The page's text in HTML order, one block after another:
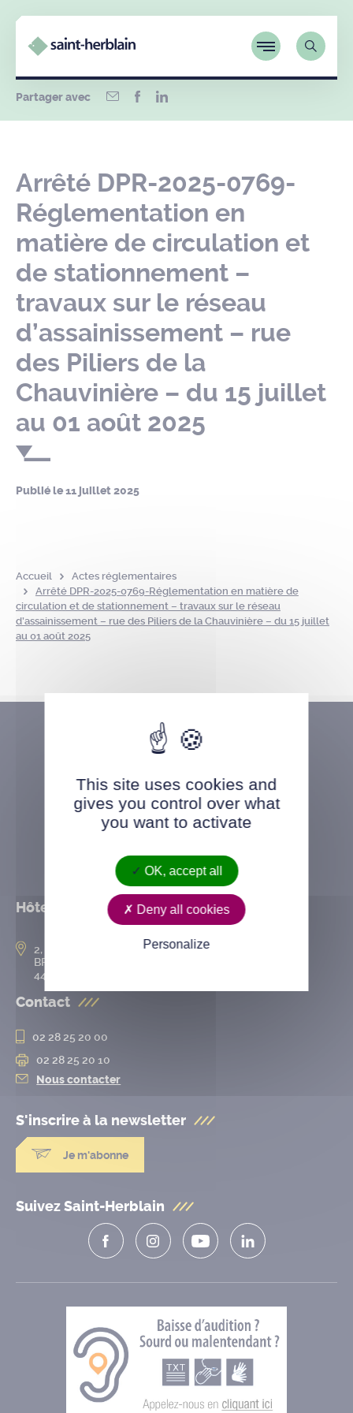
Partager avec
Arrêté DPR-2025-0769-
Réglementation en
matière de circulation et
de stationnement –
travaux sur le réseau
d’assainissement – rue
des Piliers de la
Chauvinière – du 15 juillet
au 01 août 2025
Publié le11 juillet 2025
Accueil
Actes réglementaires
Arrêté DPR-2025-0769-Réglementation en matière de
circulation et de stationnement – travaux sur le réseau
d’assainissement – rue des Piliers de la Chauvinière – du 15 juillet
au 01 août 2025
Hôtel de ville
2, rue de l’Hôtel-de-Ville
BP 50167
44802 Saint-Herblain cedex
Contact
02 28 25 20 00
02 28 25 20 10
Nous contacter
S'inscrire à la newsletter
Je m'abonne
Suivez Saint-Herblain
This site uses cookies and
gives you control over what
you want to activate
OK, accept all
Deny all cookies
Personalize